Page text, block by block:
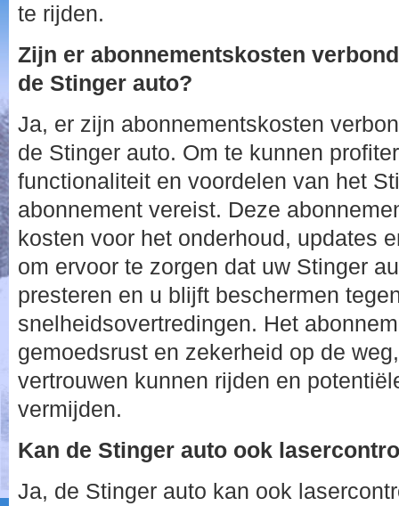
te rijden.
Zijn er abonnementskosten
de Stinger auto?
Ja, er zijn abonnementskosten
de Stinger auto. Om te kunnen
functionaliteit en voordelen van het
abonnement vereist. Deze
kosten voor het onderhoud, updates
om ervoor te zorgen dat uw Stinger
presteren en u blijft beschermen
snelheidsovertredingen. Het
gemoedsrust en zekerheid op de
vertrouwen kunnen rijden en
vermijden.
Kan de Stinger auto ook
Ja, de Stinger auto kan ook